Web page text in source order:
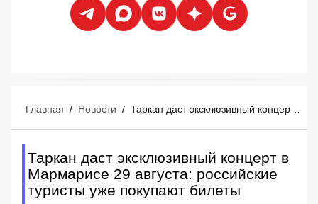
Главная / Новости /
Таркан даст эксклюзивный концерт в
Мармарисе 29 августа: российские
туристы уже покупают билеты